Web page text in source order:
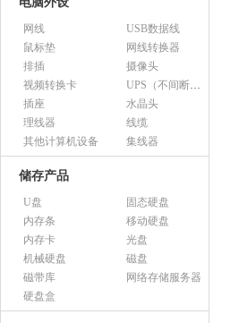
网线
USB数据线
鼠标垫
网线转换器
排插
摄像头
视频转换卡
UPS（不间断电源）
插座
水晶头
理线器
线缆
其他计算机设备
集线器
储存产品
U盘
固态硬盘
内存条
移动硬盘
内存卡
光盘
机械硬盘
磁盘
磁带库
网络存储服务器
硬盘盒